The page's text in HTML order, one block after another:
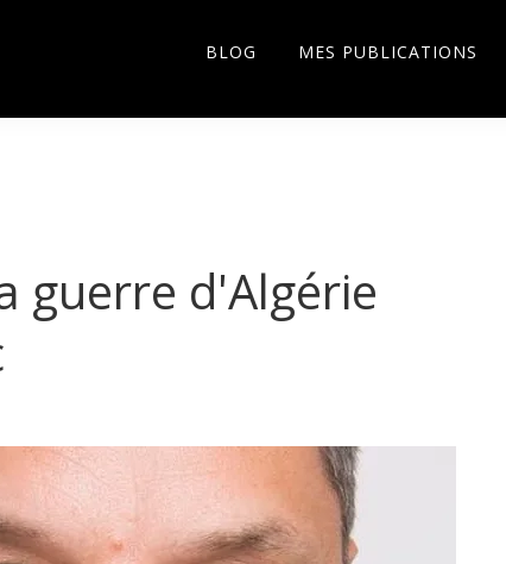
BLOG MES PUBLICATIONS
guerre d'Algérie